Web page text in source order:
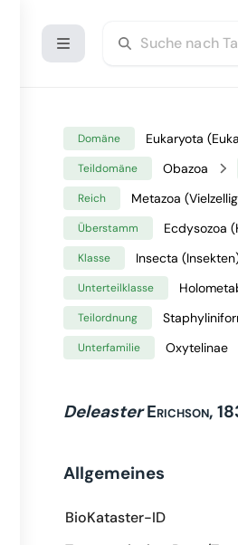
Domäne Eukaryota
Teildomäne Obazoa
Reich Metazoa
Überstamm Ecdysozoa
Klasse Insecta
Unterteilklasse
Teilordnung
Unterfamilie Oxytelinae
Deleaster Erichson,
Allgemeines
BioKataster-ID